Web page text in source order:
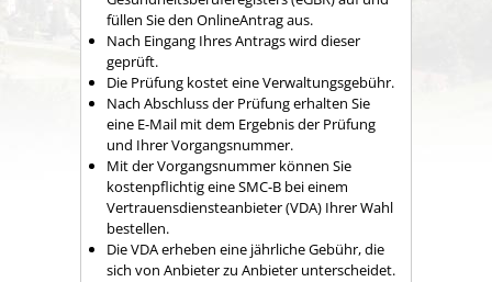
füllen Sie den OnlineAntrag aus.
Nach Eingang Ihres Antrags wird dieser
geprüft.
Die Prüfung kostet eine Verwaltungsgebühr.
Nach Abschluss der Prüfung erhalten Sie
eine E-Mail mit dem Ergebnis der Prüfung
und Ihrer Vorgangsnummer.
Mit der Vorgangsnummer können Sie
kostenpflichtig eine SMC-B bei einem
Vertrauensdiensteanbieter (VDA) Ihrer Wahl
bestellen.
Die VDA erheben eine jährliche Gebühr, die
sich von Anbieter zu Anbieter unterscheidet.